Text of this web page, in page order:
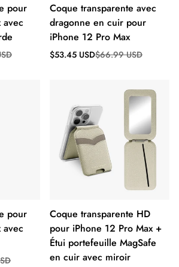
pour
avec
Coque transparente avec
dragonne en cuir pour
iPhone 12 Pro Max
Prix
$53.45 USD
Prix
$66.99 USD
pour
avec
Coque transparente HD
pour iPhone 12 Pro Max +
Étui portefeuille MagSafe
en cuir avec miroir